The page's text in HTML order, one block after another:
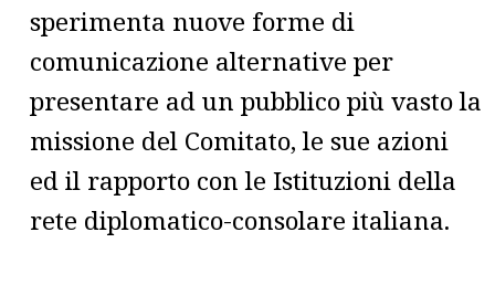
sperimenta nuove forme di
comunicazione alternative per
presentare ad un pubblico più vasto la
missione del Comitato, le sue azioni
ed il rapporto con le Istituzioni della
rete diplomatico-consolare italiana.